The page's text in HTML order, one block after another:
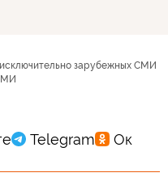
зарубежных СМИ